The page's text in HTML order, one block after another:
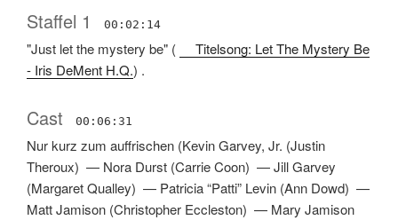
Staffel 1 00:02:14
"Just let the mystery be" (
Titelsong: Let The Mystery Be
- Iris DeMent H.Q.) .
Cast 00:06:31
Nur kurz zum auffrischen (Kevin Garvey, Jr. (Justin
Theroux) — Nora Durst (Carrie Coon) —Jill Garvey
(Margaret Qualley) — Patricia “Patti” Levin (Ann Dowd) —
Matt Jamison (Christopher Eccleston) — Mary Jamison